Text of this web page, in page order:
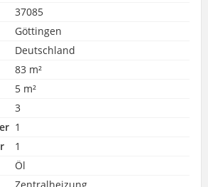
37085
Göttingen
Deutschland
83 m²
5 m²
3
1
1
Öl